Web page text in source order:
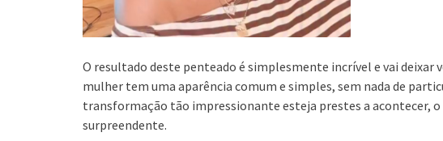
O resultado deste penteado é simplesmente incrível e vai deixar
mulher tem uma aparência comum e simples, sem nada de
transformação tão impressionante esteja prestes a acontecer,
surpreendente.